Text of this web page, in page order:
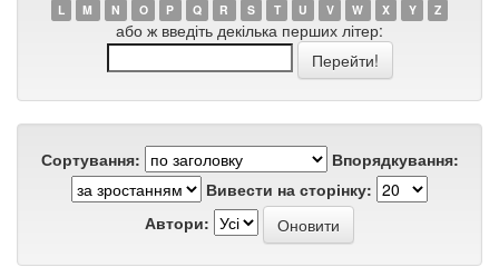
L
M N O P Q R S T U V W X Y Z
або ж введіть декілька перших літер:
Сортування:
Впорядкування:
Вивести на сторінку:
Автори: